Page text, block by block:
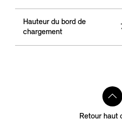
Hauteur du bord de
chargement
Retour haut